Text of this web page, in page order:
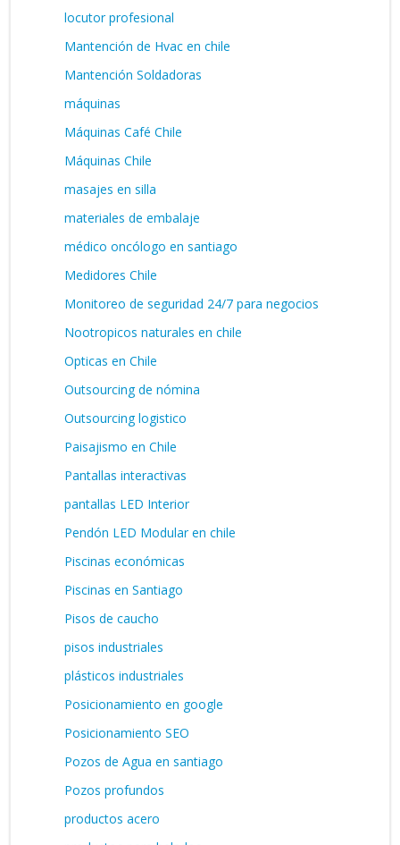
locutor profesional
Mantención de Hvac en chile
Mantención Soldadoras
máquinas
Máquinas Café Chile
Máquinas Chile
masajes en silla
materiales de embalaje
médico oncólogo en santiago
Medidores Chile
Monitoreo de seguridad 24/7 para negocios
Nootropicos naturales en chile
Opticas en Chile
Outsourcing de nómina
Outsourcing logistico
Paisajismo en Chile
Pantallas interactivas
pantallas LED Interior
Pendón LED Modular en chile
Piscinas económicas
Piscinas en Santiago
Pisos de caucho
pisos industriales
plásticos industriales
Posicionamiento en google
Posicionamiento SEO
Pozos de Agua en santiago
Pozos profundos
productos acero